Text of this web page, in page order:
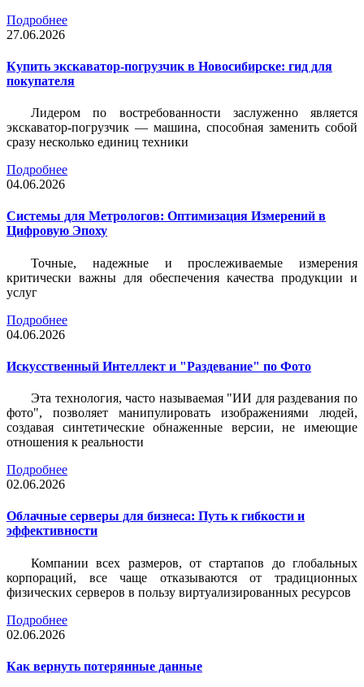
Подробнее
27.06.2026
Купить экскаватор-погрузчик в Новосибирске: гид для
покупателя
Лидером по востребованности заслуженно является
экскаватор-погрузчик — машина, способная заменить собой
сразу несколько единиц техники
Подробнее
04.06.2026
Системы для Метрологов: Оптимизация Измерений в
Цифровую Эпоху
Точные, надежные и прослеживаемые измерения
критически важны для обеспечения качества продукции и
услуг
Подробнее
04.06.2026
Искусственный Интеллект и "Раздевание" по Фото
Эта технология, часто называемая "ИИ для раздевания по
фото", позволяет манипулировать изображениями людей,
создавая синтетические обнаженные версии, не имеющие
отношения к реальности
Подробнее
02.06.2026
Облачные серверы для бизнеса: Путь к гибкости и
эффективности
Компании всех размеров, от стартапов до глобальных
корпораций, все чаще отказываются от традиционных
физических серверов в пользу виртуализированных ресурсов
Подробнее
02.06.2026
Как вернуть потерянные данные